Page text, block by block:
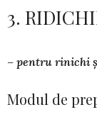
3.
– pentru rinichi
Modul de